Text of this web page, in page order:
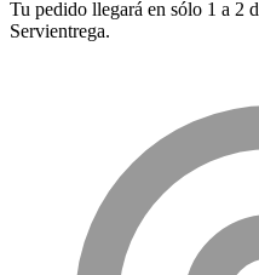
Tu pedido llegará en sólo 1 a 2
Servientrega.